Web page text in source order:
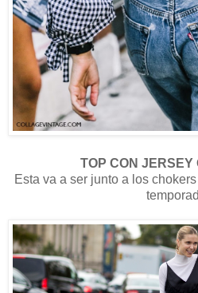
TOP CON JERSEY
Esta va a ser junto a los